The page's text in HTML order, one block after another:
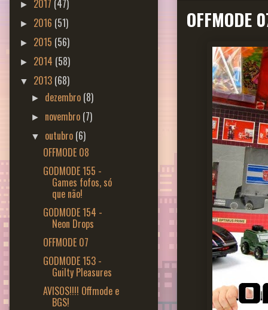
OFFMODE
► 2017 (47)
► 2016 (51)
► 2015 (56)
► 2014 (58)
▼ 2013 (68)
► dezembro (8)
► novembro (7)
▼ outubro (6)
OFFMODE 08
GODMODE 155 -
Games fofos, só
que não!
GODMODE 154 -
Neon Drops
OFFMODE 07
GODMODE 153 -
Guilty Pleasures
AVISOS!!!! Offmode e
BGS!